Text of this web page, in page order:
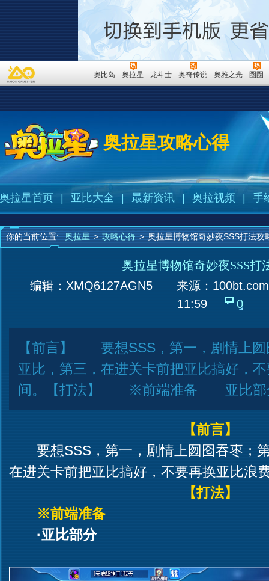
奥比岛 奥拉星 龙斗士 奥奇传说 奥雅之光 圈圈
奥拉星攻略心得
奥拉星首页 亚比大全 最新资讯 奥拉视频 手
你的当前位置: 奥拉星 > 攻略心得 > 奥拉星博物馆奇妙夜SSS打法攻
奥拉星博物馆奇妙夜SSS打
编辑：XMQ6127AGN5
来源： 100bt.com
11:59
0
【前言】 要想SSS，第一，剧情上囫
亚比，第三，在进关卡前把亚比搞好，
间。【打法】 ※前端准备 亚比
【前言】
要想SSS，第一，剧情上囫囵吞枣；
在进关卡前把亚比搞好，不要再换亚比浪
【打法】
※前端准备
·亚比部分